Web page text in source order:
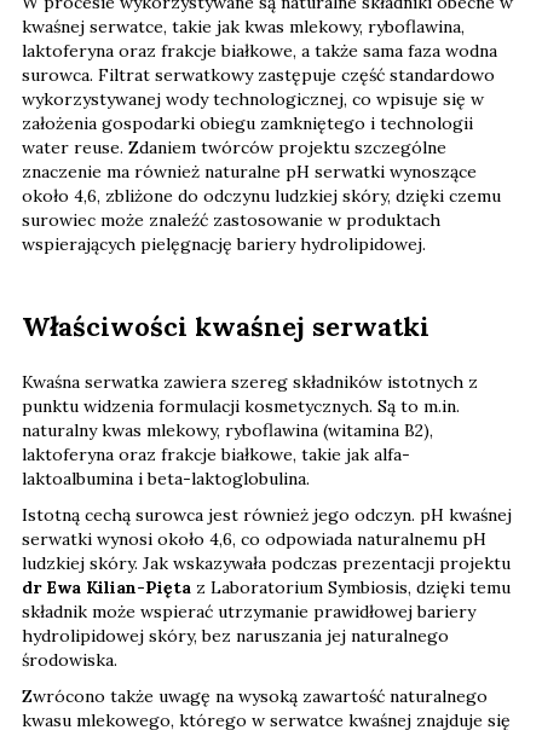
kwaśnej serwatce, takie jak kwas mlekowy, ryboflawina,
laktoferyna oraz frakcje białkowe, a także sama faza wodna
surowca. Filtrat serwatkowy zastępuje część standardowo
wykorzystywanej wody technologicznej, co wpisuje się w
założenia gospodarki obiegu zamkniętego i technologii
water reuse. Zdaniem twórców projektu szczególne
znaczenie ma również naturalne pH serwatki wynoszące
około 4,6, zbliżone do odczynu ludzkiej skóry, dzięki czemu
surowiec może znaleźć zastosowanie w produktach
wspierających pielęgnację bariery hydrolipidowej.
Właściwości kwaśnej serwatki
Kwaśna serwatka zawiera szereg składników istotnych z
punktu widzenia formulacji kosmetycznych. Są to m.in.
naturalny kwas mlekowy, ryboflawina (witamina B2),
laktoferyna oraz frakcje białkowe, takie jak alfa-
laktoalbumina i beta-laktoglobulina.
Istotną cechą surowca jest również jego odczyn. pH kwaśnej
serwatki wynosi około 4,6, co odpowiada naturalnemu pH
ludzkiej skóry. Jak wskazywała podczas prezentacji projektu
dr Ewa Kilian-Pięta z Laboratorium Symbiosis, dzięki temu
składnik może wspierać utrzymanie prawidłowej bariery
hydrolipidowej skóry, bez naruszania jej naturalnego
środowiska.
Zwrócono także uwagę na wysoką zawartość naturalnego
kwasu mlekowego, którego w serwatce kwaśnej znajduje się